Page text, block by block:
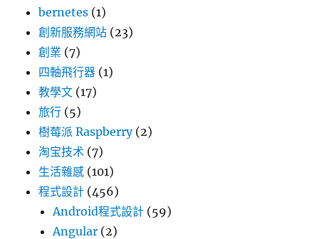
bernetes (1)
創新服務網站 (23)
創業 (7)
四軸飛行器 (1)
教學文 (17)
旅行 (5)
樹莓派 Raspberry(2)
淘宝技术 (7)
生活雜感 (101)
程式設計 (456)
Android程式設計 (59)
Angular (2)